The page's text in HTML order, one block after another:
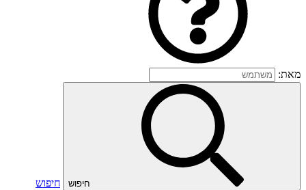
מאת:
חיפוש
חיפוש